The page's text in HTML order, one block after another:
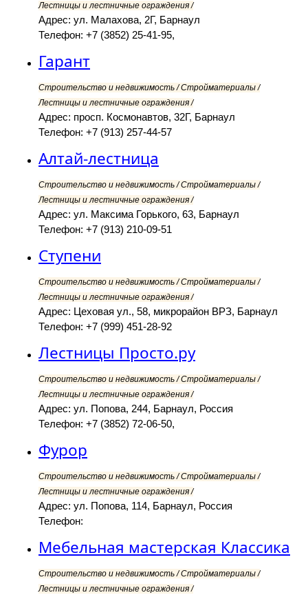
Лестницы и лестничные ограждения /
Адрес: ул. Малахова, 2Г, Барнаул
Телефон: +7 (3852) 25-41-95,
Гарант
Строительство и недвижимость / Стройматериалы /
Лестницы и лестничные ограждения /
Адрес: просп. Космонавтов, 32Г, Барнаул
Телефон: +7 (913) 257-44-57
Алтай-лестница
Строительство и недвижимость / Стройматериалы /
Лестницы и лестничные ограждения /
Адрес: ул. Максима Горького, 63, Барнаул
Телефон: +7 (913) 210-09-51
Ступени
Строительство и недвижимость / Стройматериалы /
Лестницы и лестничные ограждения /
Адрес: Цеховая ул., 58, микрорайон ВРЗ, Барнаул
Телефон: +7 (999) 451-28-92
Лестницы Просто.ру
Строительство и недвижимость / Стройматериалы /
Лестницы и лестничные ограждения /
Адрес: ул. Попова, 244, Барнаул, Россия
Телефон: +7 (3852) 72-06-50,
Фурор
Строительство и недвижимость / Стройматериалы /
Лестницы и лестничные ограждения /
Адрес: ул. Попова, 114, Барнаул, Россия
Телефон:
Мебельная мастерская Классика
Строительство и недвижимость / Стройматериалы /
Лестницы и лестничные ограждения /